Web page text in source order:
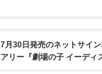
7月30日発売のネットサイ
アリー『劇場の子 イーディ